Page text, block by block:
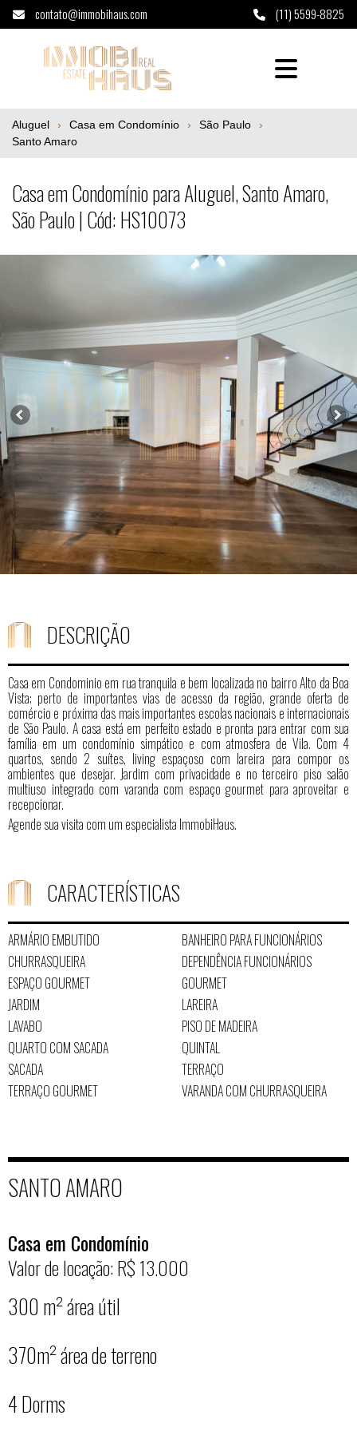
contato@immobihaus.com (11) 5599-8825
Casa em Condomínio para Aluguel, Santo
Aluguel Casa em Condomínio
São Paulo
Santo Amaro
Casa em Condomínio para Aluguel, Santo Amaro,
São Paulo | Cód: HS10073
DESCRIÇÃO
Casa em Condominio em rua tranquila e bem localizada no bairro Alto da Boa
Vista; perto de importantes vias de acesso da região, grande oferta de
comércio e próxima das mais importantes escolas nacionais e internacionais
de São Paulo. A casa está em perfeito estado e pronta para entrar com sua
família em um condomínio simpático e com atmosfera de Vila. Com 4
quartos, sendo 2 suítes, living espaçoso com lareira para compor os
ambientes que desejar. Jardim com privacidade e no terceiro piso salão
multiuso integrado com varanda com espaço gourmet para aproveitar e
recepcionar.
Agende sua visita com um especialista ImmobiHaus.
CARACTERÍSTICAS
ARMÁRIO EMBUTIDO
BANHEIRO PARA FUNCIONÁRIOS
CHURRASQUEIRA
DEPENDÊNCIA FUNCIONÁRIOS
ESPAÇO GOURMET
GOURMET
JARDIM
LAREIRA
LAVABO
PISO DE MADEIRA
QUARTO COM SACADA
QUINTAL
SACADA
TERRAÇO
TERRAÇO GOURMET
VARANDA COM CHURRASQUEIRA
SANTO AMARO
Casa em Condomínio
Valor de locação: R$ 13.000
300 m² área útil
370m² área de terreno
4 Dorms